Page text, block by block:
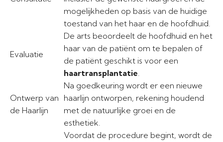
mogelijkheden op basis van de huidige
toestand van het haar en de hoofdhuid.
Evaluatie
De arts beoordeelt de hoofdhuid en het
haar van de patiënt om te bepalen of
de patiënt geschikt is voor een
haartransplantatie.
Ontwerp van
de Haarlijn
Na goedkeuring wordt er een nieuwe
haarlijn ontworpen, rekening houdend
met de natuurlijke groei en de
esthetiek.
Voordat de procedure begint, wordt de